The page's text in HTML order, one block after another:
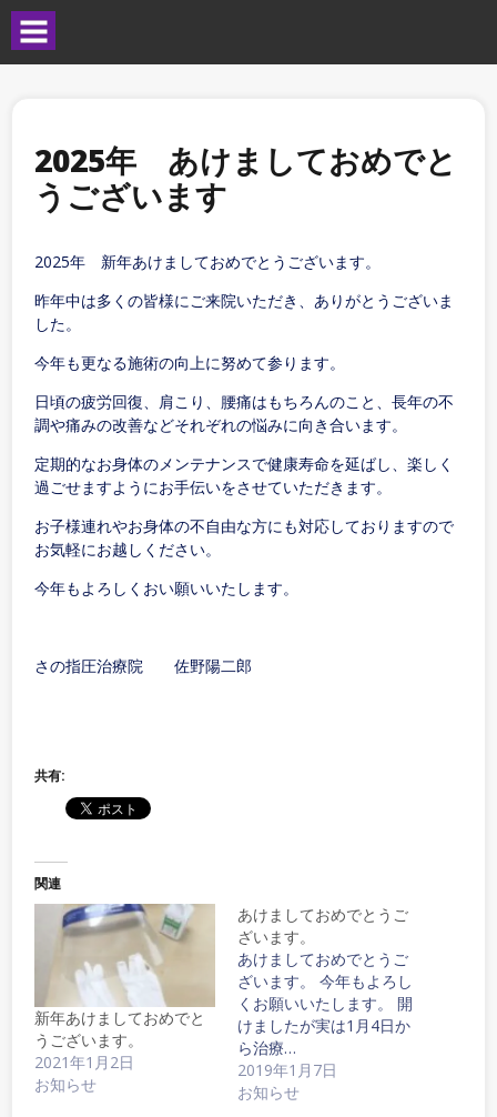
2025年 あけましておめでと
うございます
2025年 新年あけましておめでとうございます。
昨年中は多くの皆様にご来院いただき、ありがとうございま
した。
今年も更なる施術の向上に努めて参ります。
日頃の疲労回復、肩こり、腰痛はもちろんのこと、長年の不
調や痛みの改善などそれぞれの悩みに向き合います。
定期的なお身体のメンテナンスで健康寿命を延ばし、楽しく
過ごせますようにお手伝いをさせていただきます。
お子様連れやお身体の不自由な方にも対応しておりますので
お気軽にお越しください。
今年もよろしくおい願いいたします。
さの指圧治療院 佐野陽二郎
共有:
関連
新年あけましておめでと
うございます。
2021年1月2日
お知らせ
あけましておめでとうご
ざいます。
あけましておめでとうご
ざいます。 今年もよろし
くお願いいたします。 開
けましたが実は1月4日か
ら治療…
2019年1月7日
お知らせ